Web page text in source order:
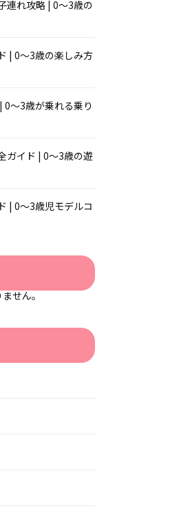
連れ攻略 | 0〜3歳の
| 0〜3歳の楽しみ方
0〜3歳が乗れる乗り
ガイド | 0〜3歳の遊
| 0〜3歳児モデルコ
せん。